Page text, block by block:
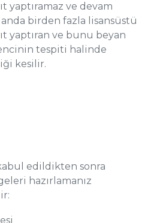
yaptıramaz ve devam
anda birden fazla lisansüstü
yaptıran ve bunu beyan
tespiti halinde
kesilir.
edildikten sonra
hazırlamanız